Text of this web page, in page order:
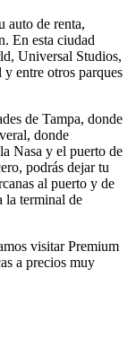
auto de renta,
En esta ciudad
Universal Studios,
entre otros parques
de Tampa, donde
donde
Nasa y el puerto de
podrás dejar tu
al puerto y de
la terminal de
visitar Premium
a precios muy